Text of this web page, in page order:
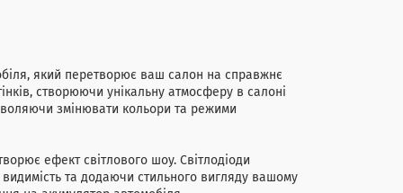
який перетворює ваш салон на справжнє
створюючи унікальну атмосферу в салоні
змінювати кольори та режими
ефект світлового шоу. Світлодіоди
та додаючи стильного вигляду вашому